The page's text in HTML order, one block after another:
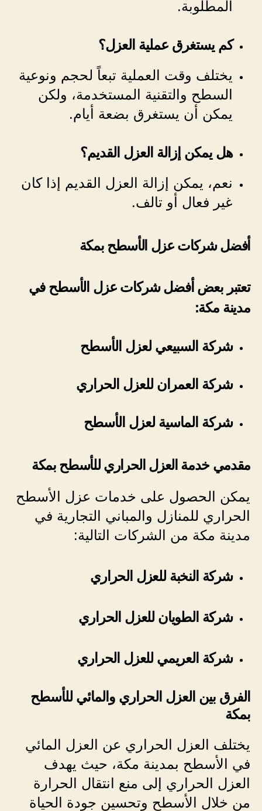
المطلوبة.
كم يستغرق عملية العزل؟
يختلف وقت العملية تبعاً لحجم ونوعية
السطح والتقنية المستخدمة، ولكن
يمكن أن يستغرق بضعة أيام.
هل يمكن إزالة العزل القديم؟
نعم، يمكن إزالة العزل القديم إذا كان
غير فعال أو تالف.
أفضل شركات عزل الأسطح بمكة
تعتبر بعض أفضل شركات عزل الأسطح في
مدينة مكة:
شركة السبيعي لعزل الأسطح
شركة العمران للعزل الحراري
شركة الماسية لعزل الأسطح
مقدمي خدمة العزل الحراري للأسطح بمكة
يمكن الحصول على خدمات عزل الأسطح
الحراري للمنازل والمباني التجارية في
مدينة مكة من الشركات التالية:
شركة النخبة للعزل الحراري
شركة الطويان للعزل الحراري
شركة العريمي للعزل الحراري
الفرق بين العزل الحراري والمائي للأسطح
بمكة
يختلف العزل الحراري عن العزل المائي
في الأسطح بمدينة مكة، حيث يهدف
العزل الحراري إلى منع انتقال الحرارة
من خلال الأسطح وتحسين جودة الحياة